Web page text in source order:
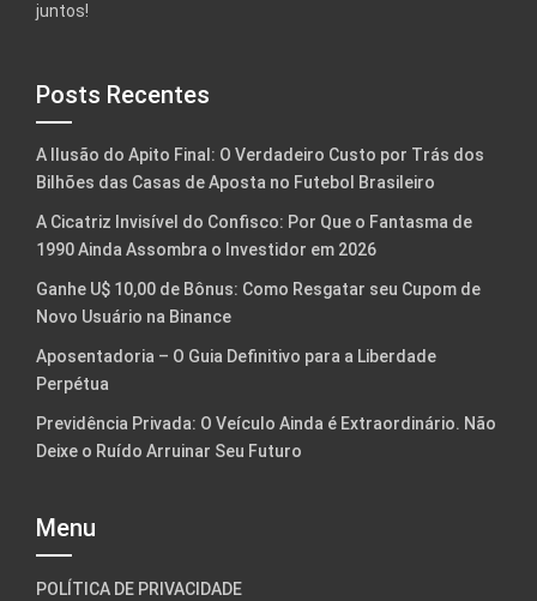
juntos!
Posts Recentes
A Ilusão do Apito Final: O Verdadeiro Custo por Trás dos
Bilhões das Casas de Aposta no Futebol Brasileiro
A Cicatriz Invisível do Confisco: Por Que o Fantasma de
1990 Ainda Assombra o Investidor em 2026
Ganhe U$ 10,00 de Bônus: Como Resgatar seu Cupom de
Novo Usuário na Binance
Aposentadoria – O Guia Definitivo para a Liberdade
Perpétua
Previdência Privada: O Veículo Ainda é Extraordinário. Não
Deixe o Ruído Arruinar Seu Futuro
Menu
POLÍTICA DE PRIVACIDADE